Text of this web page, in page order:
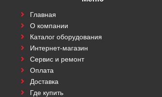
Главная
О компании
Каталог оборудования
Интернет-магазин
Сервис и ремонт
Оплата
Доставка
Где купить